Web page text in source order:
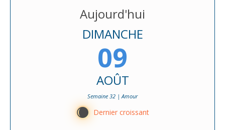
Aujourd'hui
DIMANCHE
09
AOÛT
Semaine 32 | Amour
X Dernier croissant